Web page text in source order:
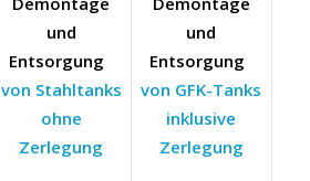
und
Entsorgung
von Stahltanks
ohne
Zerlegung
und
Entsorgung
von GFK-Tanks
inklusive
Zerlegung